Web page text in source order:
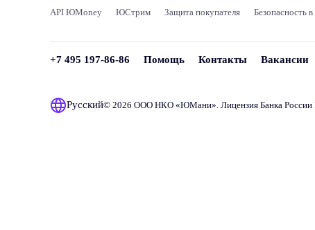
API ЮMoney ЮСтрим Защита покупателя Безопасность
+7 495 197-86-86 Помощь Контакты Вакансии
Русский© 2026 ООО НКО «ЮМани». Лицензия Банка